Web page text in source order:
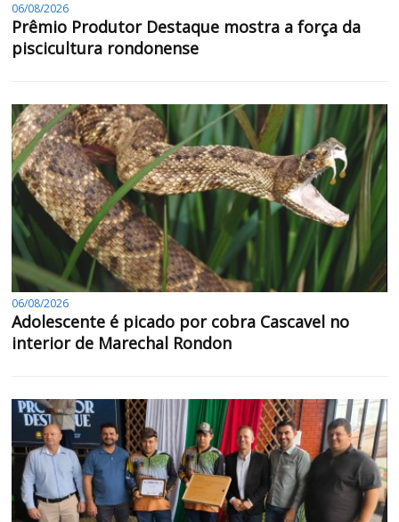
06/08/2026
Prêmio Produtor Destaque mostra a força da
piscicultura rondonense
06/08/2026
Adolescente é picado por cobra Cascavel no
interior de Marechal Rondon